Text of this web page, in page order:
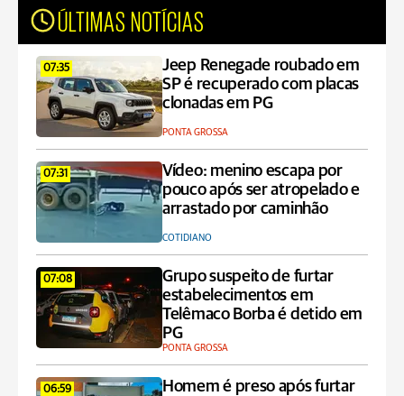
ÚLTIMAS NOTÍCIAS
07:35
Jeep Renegade roubado em
SP é recuperado com placas
clonadas em PG
PONTA GROSSA
07:31
Vídeo: menino escapa por
pouco após ser atropelado e
arrastado por caminhão
COTIDIANO
07:08
Grupo suspeito de furtar
estabelecimentos em
Telêmaco Borba é detido em
PG
PONTA GROSSA
06:59
Homem é preso após furtar